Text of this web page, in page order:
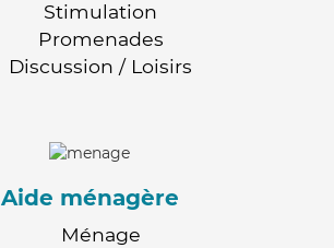
Stimulation
Promenades
Discussion / Loisirs
Aide ménagère
Ménage